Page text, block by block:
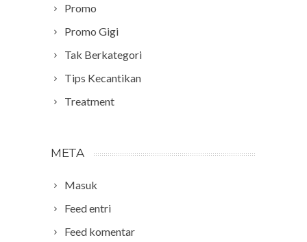
Promo
Promo Gigi
Tak Berkategori
Tips Kecantikan
Treatment
META
Masuk
Feed entri
Feed komentar